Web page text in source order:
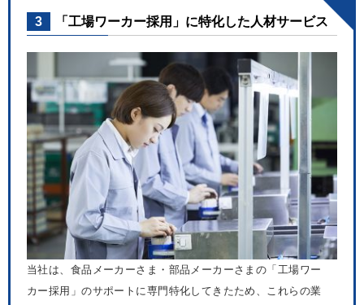
3 「工場ワーカー採用」に特化した人材サービス
当社は、食品メーカーさま・部品メーカーさまの「工場ワー
カー採用」のサポートに専門特化してきたため、これらの業